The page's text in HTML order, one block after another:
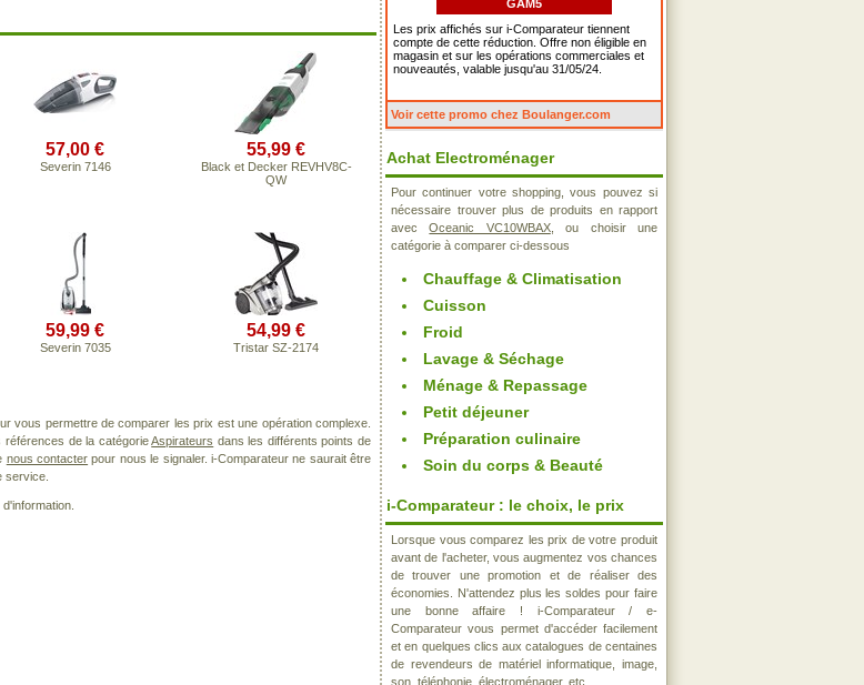
57,00 €
Severin 7146
55,99 €
Black et Decker REVHV8C-
QW
59,99 €
Severin 7035
54,99 €
Tristar SZ-2174
vous permettre de comparer les prix est une opération complexe.
références de la catégorieAspirateurs dans les différents points de
nous contacter pour nous le signaler. i-Comparateur ne saurait être
service.
GAM5
Les prix affichés sur i-Comparateur tiennent
compte de cette réduction. Offre non éligible en
magasin et sur les opérations commerciales et
nouveautés, valable jusqu'au 31/05/24.
Voir cette promo chez Boulanger.com
Achat Electroménager
Pour continuer votre shopping, vous pouvez si
nécessaire trouver plus de produits en rapport
avecOceanic VC10WBAX, ou choisir une
catégorie à comparer ci-dessous
Chauffage & Climatisation
Cuisson
Froid
Lavage & Séchage
Ménage & Repassage
Petit déjeuner
Préparation culinaire
Soin du corps & Beauté
i-Comparateur : le choix, le prix
Lorsque vous comparez les prix de votre produit
avant de l'acheter, vous augmentez vos chances
de trouver une promotion et de réaliser des
économies. N'attendez plus les soldes pour faire
une bonne affaire ! i-Comparateur / e-
Comparateur vous permet d'accéder facilement
et en quelques clics aux catalogues de centaines
de revendeurs de matériel informatique, image,
son, téléphonie, électroménager, etc..